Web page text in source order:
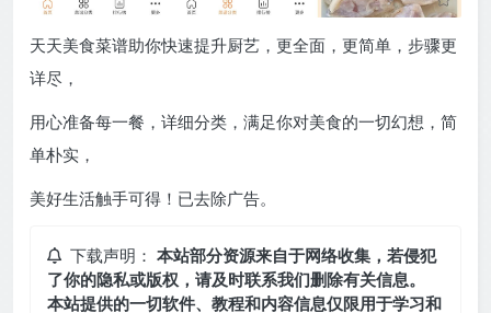
天天美食菜谱助你快速提升厨艺，更全面，更简单，步骤更
详尽，
用心准备每一餐，详细分类，满足你对美食的一切幻想，简
单朴实，
美好生活触手可得！已去除广告。
下载声明： 本站部分资源来自于网络收集，若侵犯
了你的隐私或版权，请及时联系我们删除有关信息。
本站提供的一切软件、教程和内容信息仅限用于学习和